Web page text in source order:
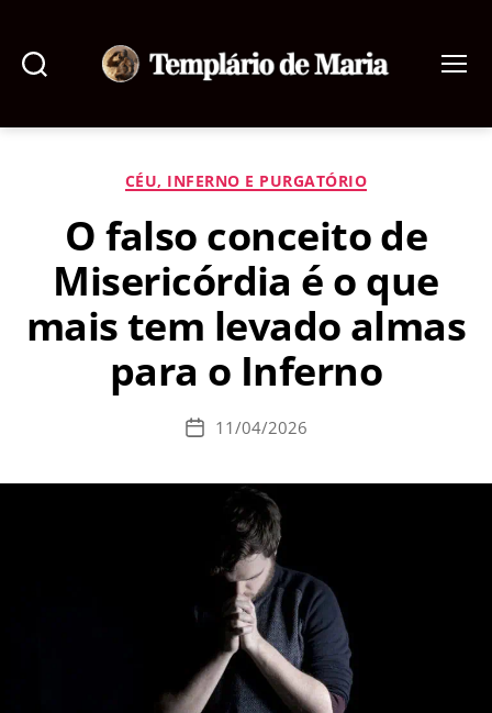
de
Categorias
CÉU, INFERNO E PURGATÓRIO
O falso conceito de
Misericórdia é o que
mais tem levado almas
para o Inferno
Data11/04/2026